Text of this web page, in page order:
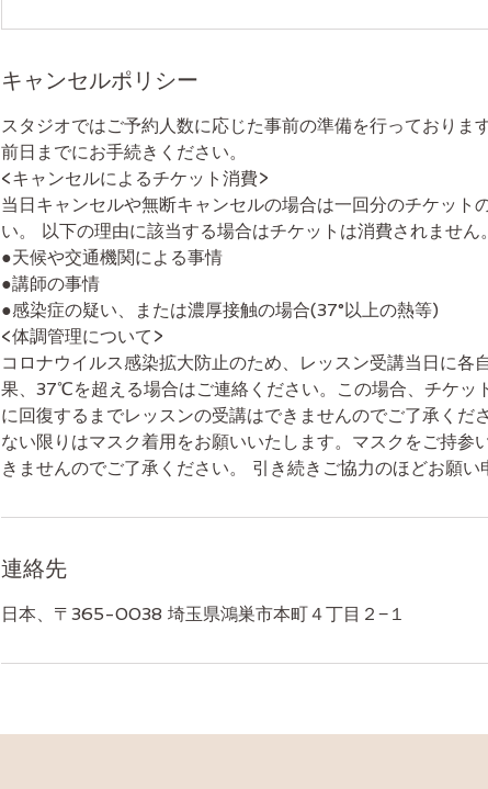
キャンセルポリシー
スタジオではご予約人数に応じた事前の準備を行っておりま
前日までにお手続きください。
<キャンセルによるチケット消費>
当日キャンセルや無断キャンセルの場合は一回分のチケット
い。 以下の理由に該当する場合はチケットは消費されません。
●天候や交通機関による事情
●講師の事情
●感染症の疑い、または濃厚接触の場合(37°以上の熱等)
<体調管理について>
コロナウイルス感染拡大防止のため、レッスン受講当日に各
果、37℃を超える場合はご連絡ください。この場合、チケッ
に回復するまでレッスンの受講はできませんのでご了承くだ
ない限りはマスク着用をお願いいたします。マスクをご持参
きませんのでご了承ください。 引き続きご協力のほどお願い
連絡先
日本、〒365-0038 埼玉県鴻巣市本町４丁目２−１